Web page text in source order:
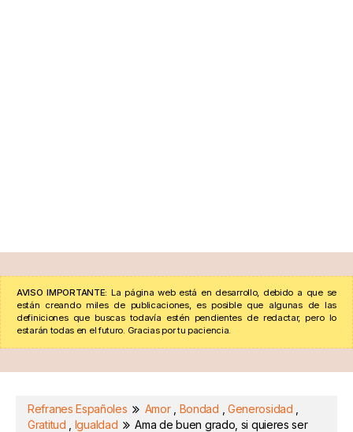
AVISO IMPORTANTE: La página web está en desarrollo, debido a que se
están creando miles de publicaciones, es posible que algunas de las
definiciones que buscas todavía estén pendientes de redactar, pero lo
estarán todas en el futuro. Gracias por tu paciencia.
Refranes Españoles Amor Bondad Generosidad
Gratitud
Igualdad
Ama de buen grado, si quieres ser